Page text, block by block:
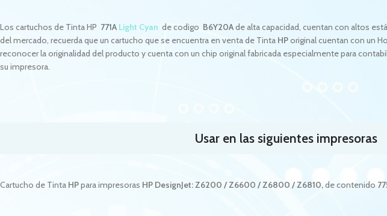
Los cartuchos de Tinta HP 771A Light Cyan de codigo B6Y20Ade alta capacidad, cuentan con altos
del mercado, recuerda que un cartucho que se encuentra en venta de Tinta HPoriginal cuentan con un
reconocer la originalidad del producto y cuenta con un chip original fabricada especialmente para
su impresora.
Usar en las siguientes impresoras
Cartucho de Tinta HPpara impresoras HP DesignJet: Z6200 / Z6600 / Z6800 / Z6810,de contenido